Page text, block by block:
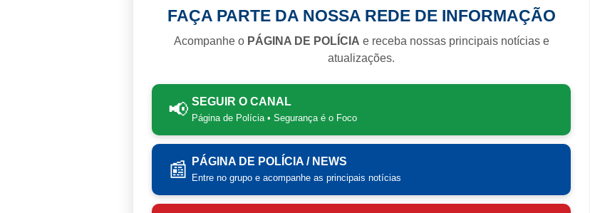
FAÇA PARTE DA NOSSA REDE DE INFORMAÇÃO
Acompanhe o PÁGINA DE POLÍCIA e receba nossas principais notícias e
atualizações.
📢 SEGUIR O CANAL
Página de Polícia • Segurança é o Foco
📰 PÁGINA DE POLÍCIA / NEWS
Entre no grupo e acompanhe as principais notícias